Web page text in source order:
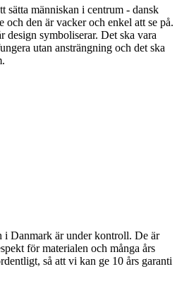
sätta människan i centrum - dansk
och den är vacker och enkel att se på.
design symboliserar. Det ska vara
utan ansträngning och det ska
Danmark är under kontroll. De är
för materialen och många års
så att vi kan ge 10 års garanti